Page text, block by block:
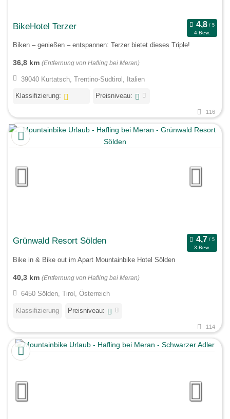
BikeHotel Terzer
4 Bew.
Biken – genießen – entspannen: Terzer bietet dieses Triple!
36,8 km (Entfernung von Hafling bei Meran)
39040 Kurtatsch, Trentino-Südtirol, Italien
Klassifizierung: Preisniveau:
116
Grünwald Resort Sölden
3 Bew.
Bike in & Bike out im Apart Mountainbike Hotel Sölden
40,3 km (Entfernung von Hafling bei Meran)
6450 Sölden, Tirol, Österreich
Klassifizierung Preisniveau:
114